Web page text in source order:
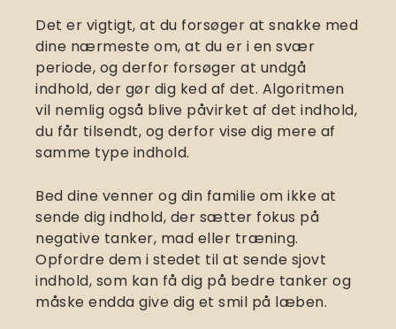
Det er vigtigt, at du forsøger at snakke med
dine nærmeste om, at du er i en svær
periode, og derfor forsøger at undgå
indhold, der gør dig ked af det. Algoritmen
vil nemlig også blive påvirket af det indhold,
du får tilsendt, og derfor vise dig mere af
samme type indhold.
Bed dine venner og din familie om ikke at
sende dig indhold, der sætter fokus på
negative tanker, mad eller træning.
Opfordre dem i stedet til at sende sjovt
indhold, som kan få dig på bedre tanker og
måske endda give dig et smil på læben.